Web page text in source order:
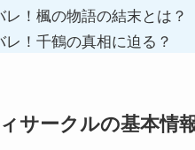
レ！楓の物語の結末とは？
レ！千鶴の真相に迫る？
サークルの基本情